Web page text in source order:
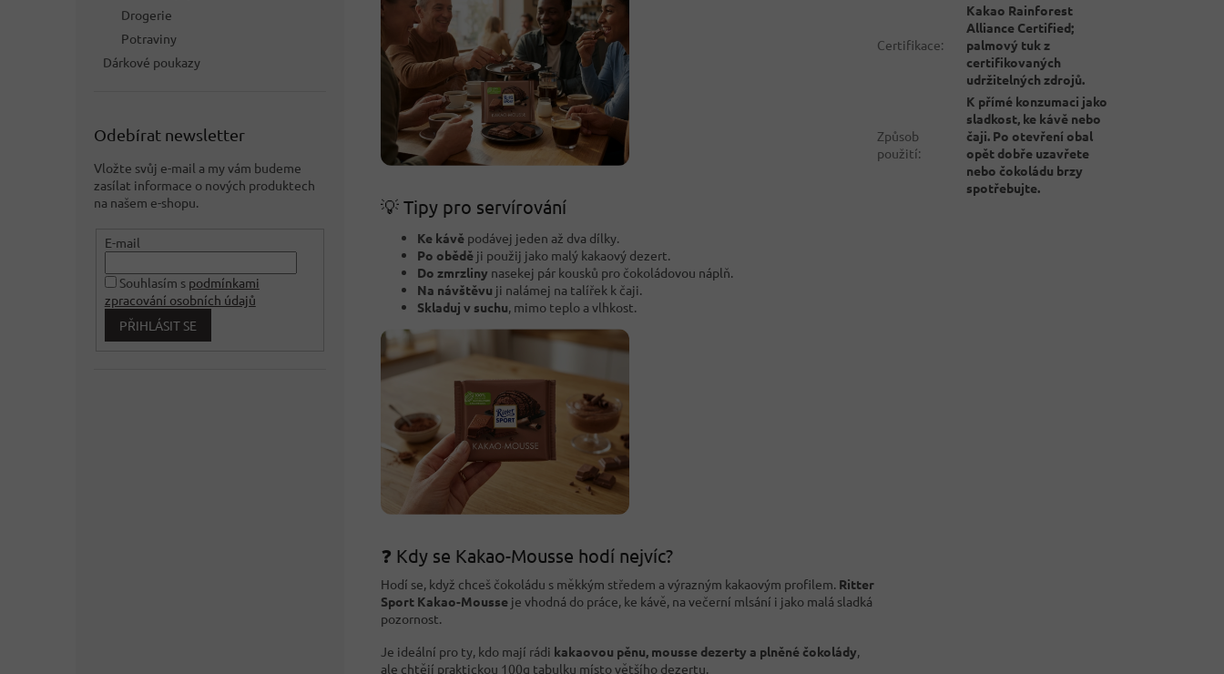
Drogerie
Potraviny
Dárkové poukazy
Odebírat newsletter
Vložte svůj e-mail a my vám budeme
zasílat informace o nových produktech
na našem e-shopu.
E-mail
Souhlasím s podmínkami
zpracování osobních údajů
PŘIHLÁSIT SE
💡 Tipy pro servírování
Ke kávě podávej jeden až dva dílky.
Po obědě ji použij jako malý kakaový dezert.
Do zmrzliny nasekej pár kousků pro čokoládovou náplň.
Na návštěvu ji nalámej na talířek k čaji.
Skladuj v suchu, mimo teplo a vlhkost.
❓ Kdy se Kakao-Mousse hodí nejvíc?
Hodí se, když chceš čokoládu s měkkým středem a výrazným kakaovým profilem. Ritter
Sport Kakao-Mousse je vhodná do práce, ke kávě, na večerní mlsání i jako malá sladká
pozornost.
Je ideální pro ty, kdo mají rádi kakaovou pěnu, mousse dezerty a plněné čokolády,
ale chtějí praktickou 100g tabulku místo většího dezertu.
Certifikace:
Kakao Rainforest
Alliance Certified;
palmový tuk z
certifikovaných
udržitelných zdrojů.
Způsob
použití:
K přímé konzumaci jako
sladkost, ke kávě nebo
čaji. Po otevření obal
opět dobře uzavřete
nebo čokoládu brzy
spotřebujte.